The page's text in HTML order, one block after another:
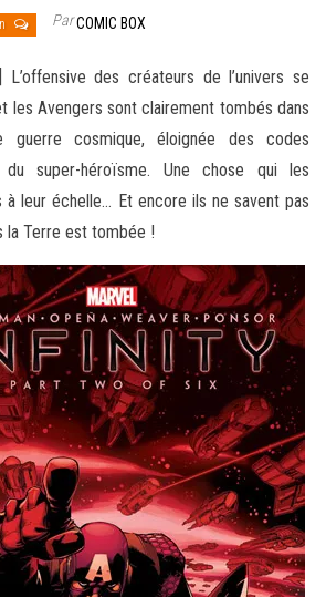
ParCOMIC BOX
L’offensive des créateurs de l’univers se
les Avengers sont clairement tombés dans
guerre cosmique, éloignée des codes
du super-héroïsme. Une chose qui les
à leur échelle… Et encore ils ne saventpas
la Terre est tombée !